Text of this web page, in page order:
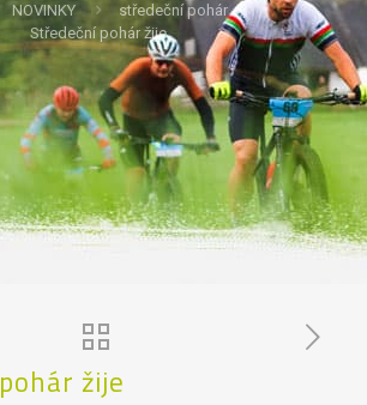
NOVINKY
středeční pohár
Středeční pohár žije
žije